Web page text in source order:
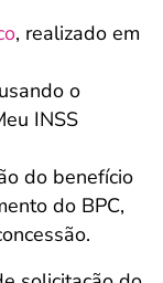
, realizado em
o
INSS
do benefício
do BPC,